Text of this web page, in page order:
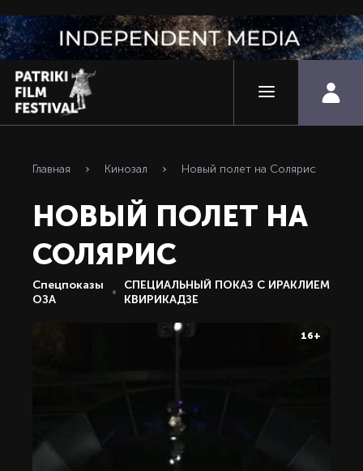
Главная Кинозал Новый полет на Солярис
НОВЫЙ ПОЛЕТ НА
СОЛЯРИС
Спецпоказы
ОЗА
СПЕЦИАЛЬНЫЙ ПОКАЗ С ИРАКЛИЕМ
КВИРИКАДЗЕ
16+